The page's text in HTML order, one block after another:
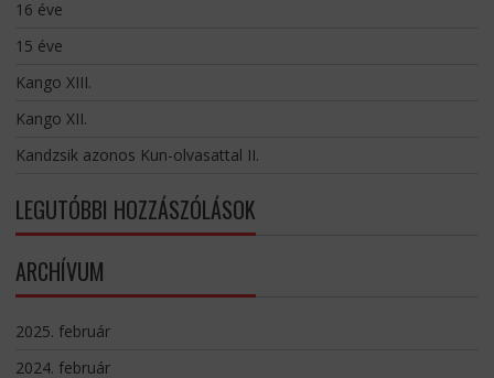
16 éve
15 éve
Kango XIII.
Kango XII.
Kandzsik azonos Kun-olvasattal II.
LEGUTÓBBI HOZZÁSZÓLÁSOK
ARCHÍVUM
2025. február
2024. február